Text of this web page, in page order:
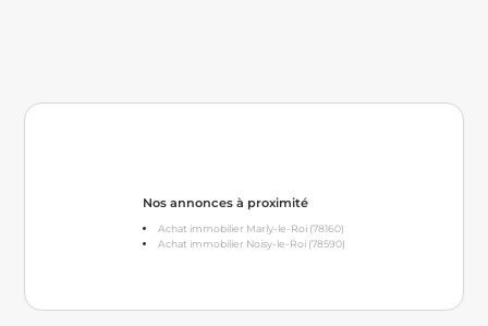
Nos annonces à proximité
Achat immobilier Marly-le-Roi (78160)
Achat immobilier Noisy-le-Roi (78590)